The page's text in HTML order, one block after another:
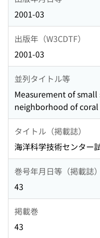
2001-03
出版年（W3CDTF）
2001-03
並列タイトル等
Measurement of
neighborhood of
タイトル（掲載誌）
海洋科学技術センター
巻号年月日等（掲載誌）
43
掲載巻
43